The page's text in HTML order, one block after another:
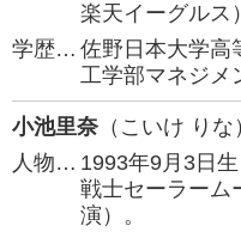
楽天イーグルス
学歴… 佐野日本大学
工学部マネジメ
小池里奈 （こいけ りな
人物… 1993年9月3日
戦士セーラーム
演）。